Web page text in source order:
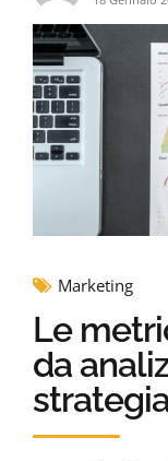
Marketing
Le
da